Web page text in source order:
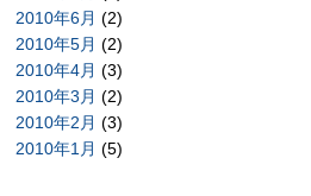
2010年6月 (2)
2010年5月 (2)
2010年4月 (3)
2010年3月 (2)
2010年2月 (3)
2010年1月 (5)